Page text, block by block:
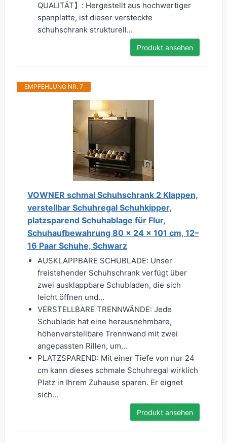
QUALITÄT】: Hergestellt aus hochwertiger
spanplatte, ist dieser versteckte
schuhschrank strukturell...
Produkt ansehen
EMPFEHLUNG NR. 7
VOWNER schmal Schuhschrank 2 Klappen,
verstellbar Schuhregal Schuhkipper,
platzsparend Schuhablage für Flur,
Schuhaufbewahrung 80 x 24 x 101 cm, 12–
16 Paar Schuhe, Schwarz
AUSKLAPPBARE SCHUBLADE: Unser
freistehender Schuhschrank verfügt über
zwei ausklappbare Schubladen, die sich
leicht öffnen und...
VERSTELLBARE TRENNWÄNDE: Jede
Schublade hat eine herausnehmbare,
höhenverstellbare Trennwand mit zwei
angepassten Rillen, um...
PLATZSPAREND: Mit einer Tiefe von nur 24
cm kann dieses schmale Schuhregal wirklich
Platz in Ihrem Zuhause sparen. Er eignet
sich...
Produkt ansehen